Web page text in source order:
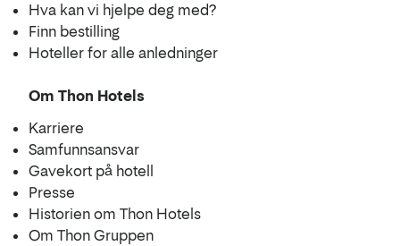
Hva kan vi hjelpe deg med?
Finn bestilling
Hoteller for alle anledninger
Om Thon Hotels
Karriere
Samfunnsansvar
Gavekort på hotell
Presse
Historien om Thon Hotels
Om Thon Gruppen